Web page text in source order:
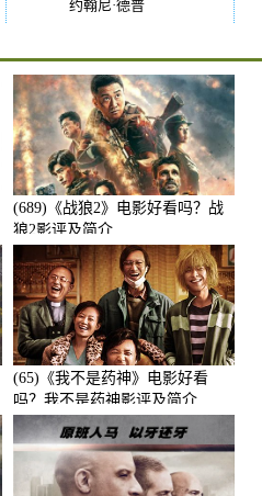
约翰尼·德普
(689)《战狼2》电影好看吗？战
狼2影评及简介
(65)《我不是药神》电影好看
吗？我不是药神影评及简介